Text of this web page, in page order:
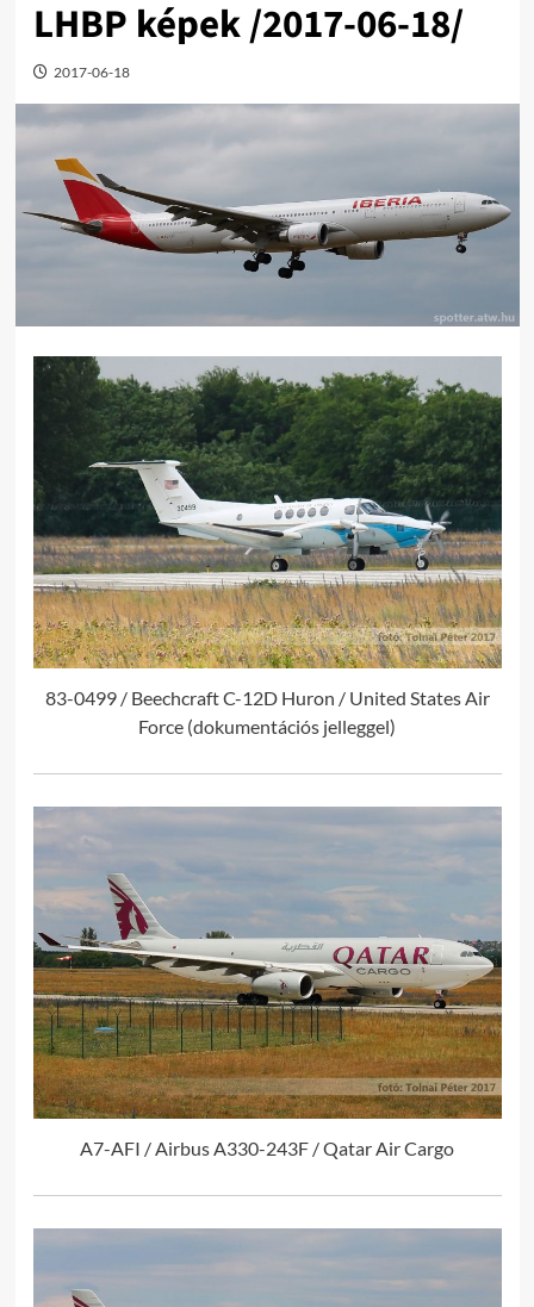
LHBP képek /2017-06-18/
2017-06-18
83-0499 / Beechcraft C-12D Huron / United States Air
Force (dokumentációs jelleggel)
A7-AFI / Airbus A330-243F / Qatar Air Cargo